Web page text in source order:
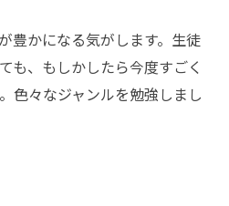
豊かになる気がします。生徒
も、もしかしたら今度すごく
色々なジャンルを勉強しまし